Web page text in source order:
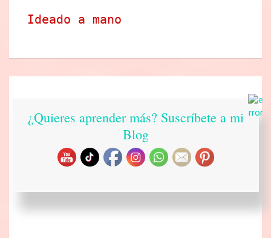
Ideado a mano
¿Quieres aprender más? Suscríbete a mi
Blog